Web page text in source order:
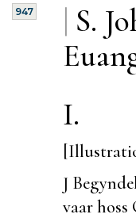
|
947
S.
I.
J
vaar hoss